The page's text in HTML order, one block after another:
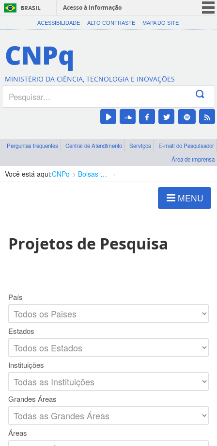
BRASIL
Acesso à informação
CORONAVÍRUS (COVID-19)
Canais
ACESSIBILIDADE ALTO CONTRASTE MAPA DO SITE
CNPq
MINISTÉRIO DA CIÊNCIA, TECNOLOGIA E INOVAÇÕES
Perguntas frequentes Central de Atendimento Serviços
E-mail do Pesquisador
Área de imprensa
Você está aqui:CNPq Bolsas e Auxílios Vigentes
MENU
Projetos de Pesquisa
País
Estados
Instituições
Grandes Áreas
Áreas